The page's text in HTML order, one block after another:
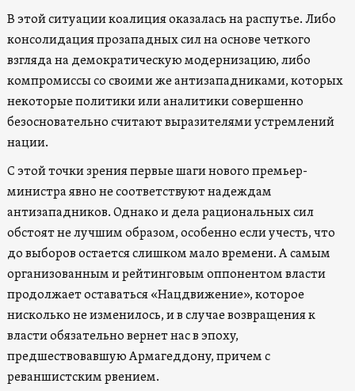
В этой ситуации коалиция оказалась на распутье. Либо
консолидация прозападных сил на основе четкого
взгляда на демократическую модернизацию, либо
компромиссы со своими же антизападниками, которых
некоторые политики или аналитики совершенно
безосновательно считают выразителями устремлений
нации.
С этой точки зрения первые шаги нового премьер-
министра явно не соответствуют надеждам
антизападников. Однако и дела рациональных сил
обстоят не лучшим образом, особенно если учесть, что
до выборов остается слишком мало времени. А самым
организованным и рейтинговым оппонентом власти
продолжает оставаться «Нацдвижение», которое
нисколько не изменилось, и в случае возвращения к
власти обязательно вернет нас в эпоху,
предшествовавшую Армагеддону, причем с
реваншистским рвением.